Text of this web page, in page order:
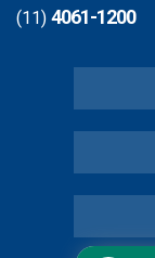
(11) 4061-1200